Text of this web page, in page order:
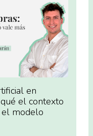
en
el contexto
modelo